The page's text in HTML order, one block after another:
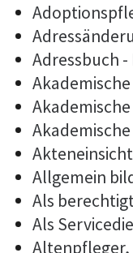
Adressbuch
Allgemein
Als
Als
Altenpfleger,